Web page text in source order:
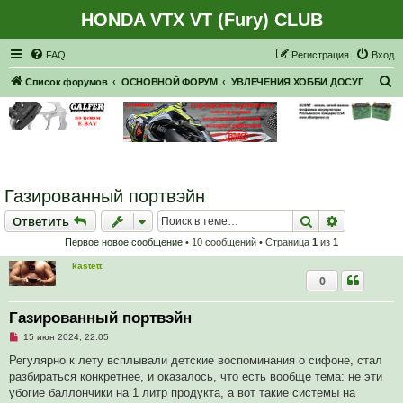
HONDA VTX VT (Fury) CLUB
FAQ Вход
Регистрация
Список форумов ОСНОВНОЙ ФОРУМ УВЛЕЧЕНИЯ ХОББИ ДОСУГ
Газированный портвэйн
Ответить
Ответить Поиск
Первое новое сообщение • 10 сообщений • Страница 1 из 1
kastett
Газированный портвэйн
0
Н
п
о
ч
15 июн 2024, 22:05
Регулярно к лету всплывали детские воспоминания о сифоне, стал
разбираться конкретнее, и оказалось, что есть вообще тема: не эти
убогие баллончики на 1 литр продукта, а вот такие системы на